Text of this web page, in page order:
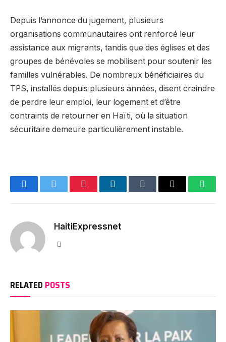
Depuis l’annonce du jugement, plusieurs
organisations communautaires ont renforcé leur
assistance aux migrants, tandis que des églises et des
groupes de bénévoles se mobilisent pour soutenir les
familles vulnérables. De nombreux bénéficiaires du
TPS, installés depuis plusieurs années, disent craindre
de perdre leur emploi, leur logement et d’être
contraints de retourner en Haïti, où la situation
sécuritaire demeure particulièrement instable.
FacebookTwitter PinterestLinkedInTumblr Email
HaitiExpressnet
RELATED POSTS